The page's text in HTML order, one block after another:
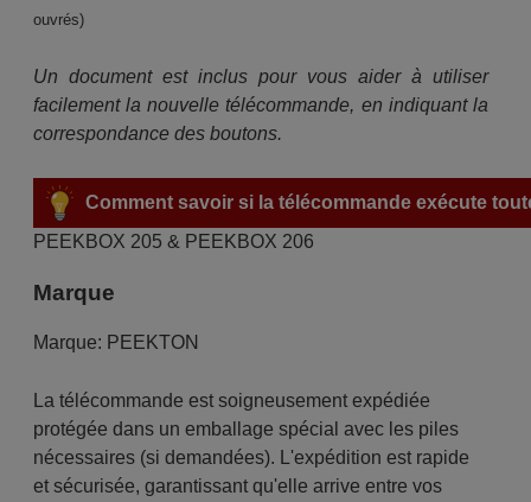
ouvrés)
Un document est inclus pour vous aider à utiliser
facilement la nouvelle télécommande, en indiquant la
correspondance des boutons.
Comment savoir si la télécommande exécute
PEEKBOX 205 & PEEKBOX 206
Marque
Marque: PEEKTON
La télécommande est soigneusement expédiée
protégée dans un emballage spécial avec les piles
nécessaires (si demandées). L'expédition est rapide
et sécurisée, garantissant qu'elle arrive entre vos